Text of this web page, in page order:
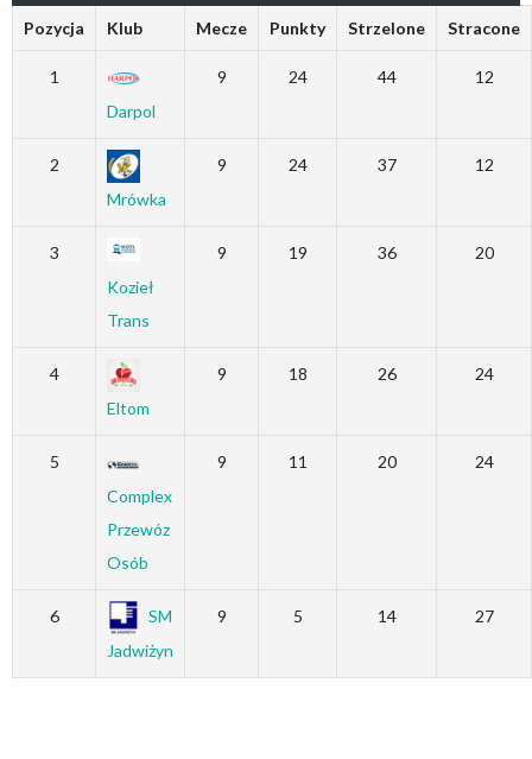
Pozycja Klub Mecze Punkty Strzelone Stracone
1
Darpol
9 24 44 12
2
Mrówka
9 24 37 12
3
Kozieł
Trans
9 19 36 20
4
Eltom
9 18 26 24
5
Complex
Przewóz
Osób
9 11 20 24
6
SM
Jadwiżyn
9 5 14 27